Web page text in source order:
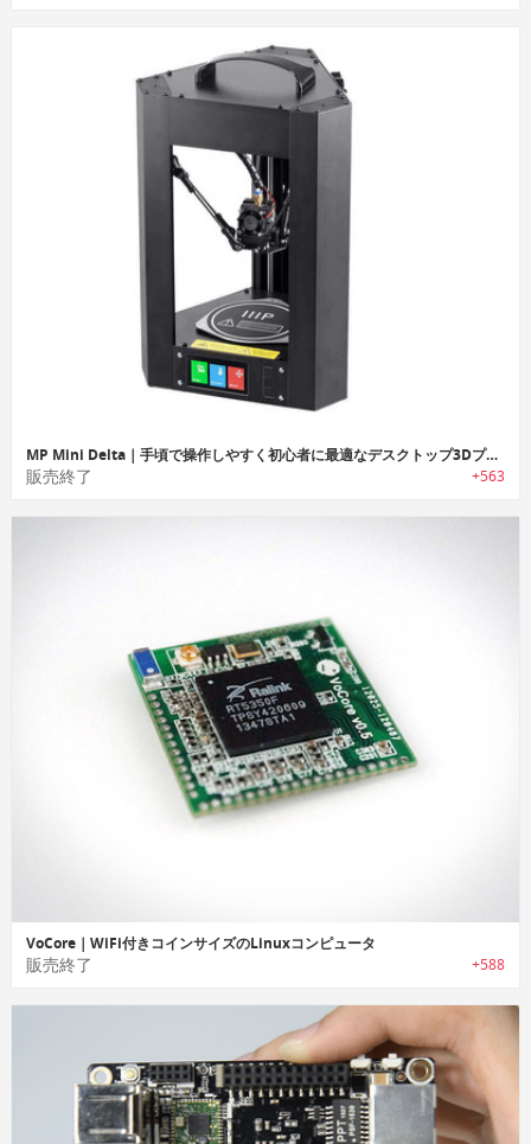
MP Mini Delta｜手頃で操作しやすく初心者に最適なデスクトップ3Dプリンター「エムピーミニデルタ」
販売終了 +563
VoCore｜WiFi付きコインサイズのLinuxコンピュータ
販売終了 +588